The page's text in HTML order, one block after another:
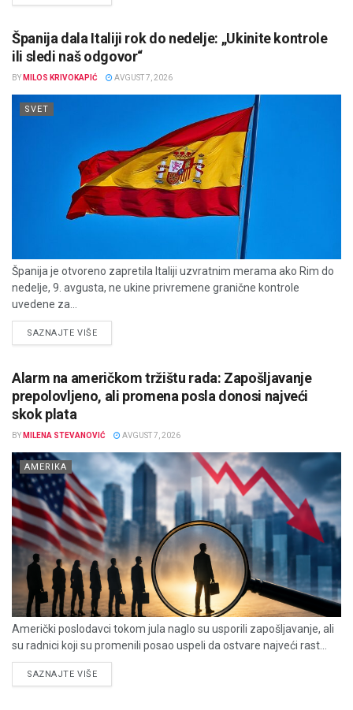
Španija dala Italiji rok do nedelje: „Ukinite kontrole
ili sledi naš odgovor“
BY MILOS KRIVOKAPIĆ AVGUST 7, 2026
SVET
Španija je otvoreno zapretila Italiji uzvratnim merama ako Rim do
nedelje, 9. avgusta, ne ukine privremene granične kontrole
uvedene za...
SAZNAJTE VIŠEDETAILS
Alarm na američkom tržištu rada: Zapošljavanje
prepolovljeno, ali promena posla donosi najveći
skok plata
BY MILENA STEVANOVIĆ AVGUST 7, 2026
AMERIKA
Američki poslodavci tokom jula naglo su usporili zapošljavanje, ali
su radnici koji su promenili posao uspeli da ostvare najveći rast...
SAZNAJTE VIŠEDETAILS